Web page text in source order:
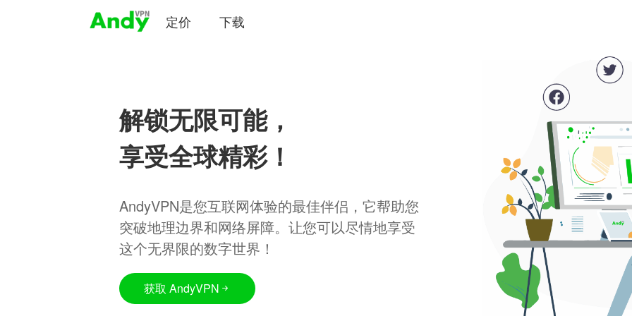
定价 下载
解锁无限可能，
享受全球精彩！
AndyVPN是您互联网体验的最佳伴侣，它帮助您
突破地理边界和网络屏障。让您可以尽情地享受
这个无界限的数字世界！
获取 AndyVPN